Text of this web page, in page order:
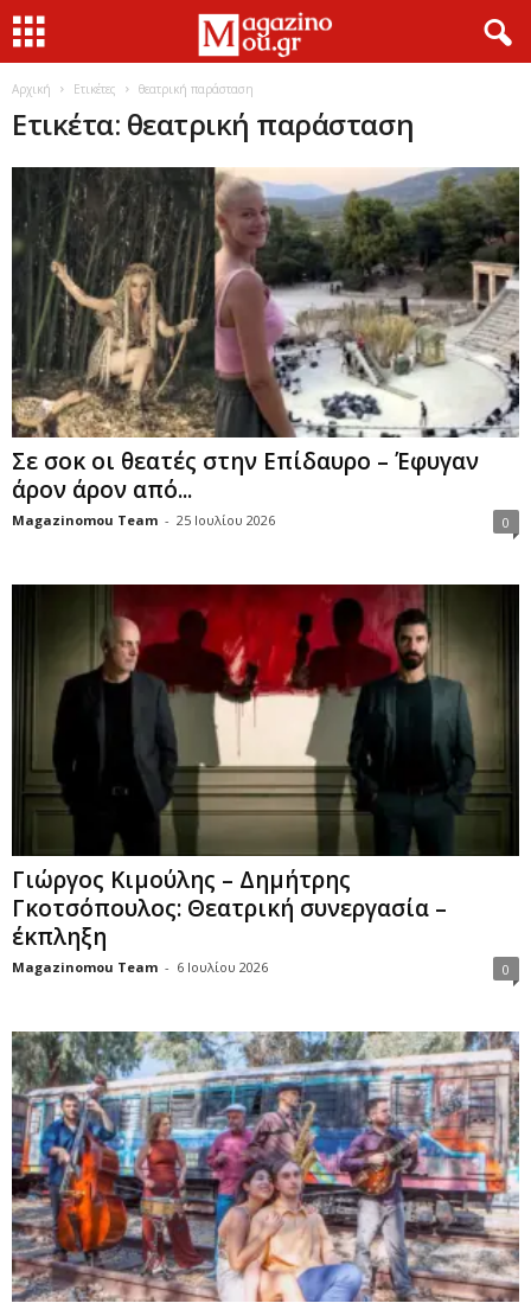
Αρχική Ετικέτες θεατρική παράσταση
Ετικέτα: θεατρική παράσταση
Σε σοκ οι θεατές στην Επίδαυρο – Έφυγαν
άρον άρον από...
Magazinomou Team - 25 Ιουλίου 2026 0
Γιώργος Κιμούλης – Δημήτρης
Γκοτσόπουλος: Θεατρική συνεργασία –
έκπληξη
Magazinomou Team - 6 Ιουλίου 2026 0